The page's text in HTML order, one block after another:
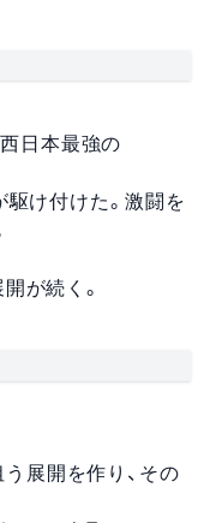
日本最強の
け付けた。激闘を
が続く。
展開を作り、その